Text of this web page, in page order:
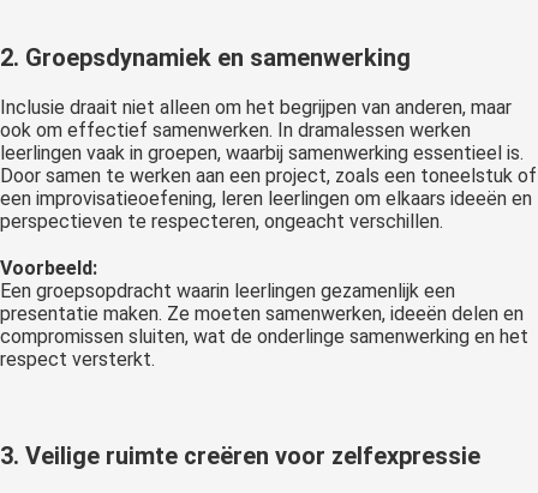
2. Groepsdynamiek en samenwerking
Inclusie draait niet alleen om het begrijpen van anderen, maar
ook om effectief samenwerken. In dramalessen werken
leerlingen vaak in groepen, waarbij samenwerking essentieel is.
Door samen te werken aan een project, zoals een toneelstuk of
een improvisatieoefening, leren leerlingen om elkaars ideeën en
perspectieven te respecteren, ongeacht verschillen.
Voorbeeld:
Een groepsopdracht waarin leerlingen gezamenlijk een
presentatie maken. Ze moeten samenwerken, ideeën delen en
compromissen sluiten, wat de onderlinge samenwerking en het
respect versterkt.
3. Veilige ruimte creëren voor zelfexpressie